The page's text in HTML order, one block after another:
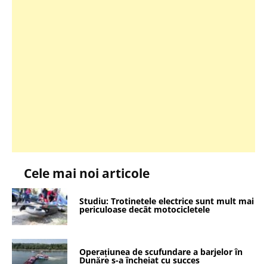
Cele mai noi articole
Studiu: Trotinetele electrice sunt mult mai
periculoase decât motocicletele
Operațiunea de scufundare a barjelor în
Dunăre s-a încheiat cu succes